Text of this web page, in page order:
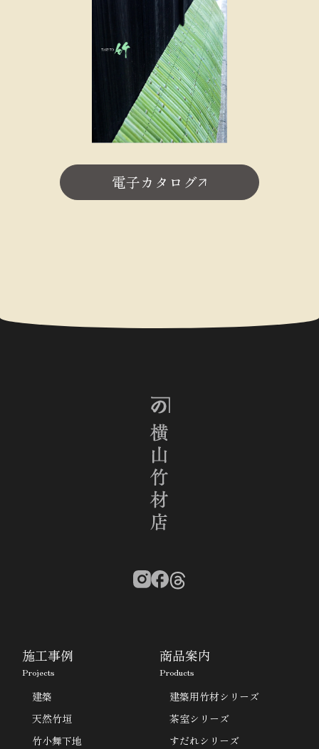
電子カタログ
施工事例
Projects
建築
天然竹垣
竹小舞下地
商品案内
Products
建築用竹材シリーズ
茶室シリーズ
すだれシリーズ